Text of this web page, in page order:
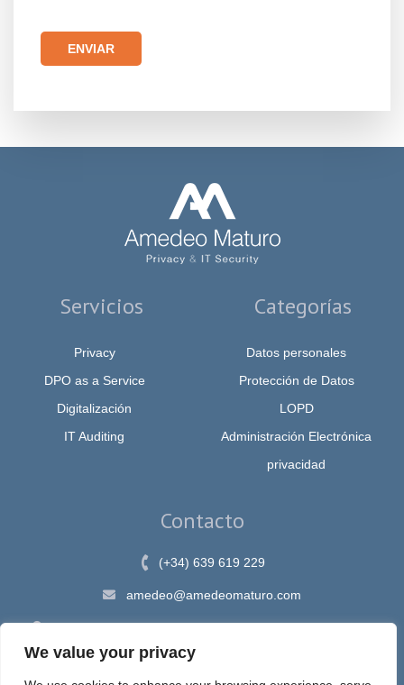
We value your privacy
Servicios
Privacy
DPO as a Service
Digitalización
IT Auditing
Categorías
Datos personales
Protección de Datos
LOPD
Administración Electrónica
privacidad
Contacto
(+34) 639 619 229
amedeo@amedeomaturo.com
Av. Rambla Méndez Núnez, 12, Alicante 03002, España